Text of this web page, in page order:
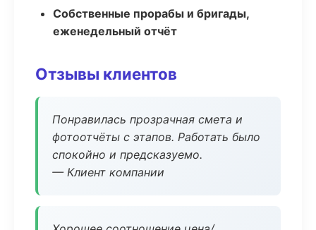
Собственные прорабы и бригады,
еженедельный отчёт
Отзывы клиентов
Понравилась прозрачная смета и
фотоотчёты с этапов. Работать было
спокойно и предсказуемо.
— Клиент компании